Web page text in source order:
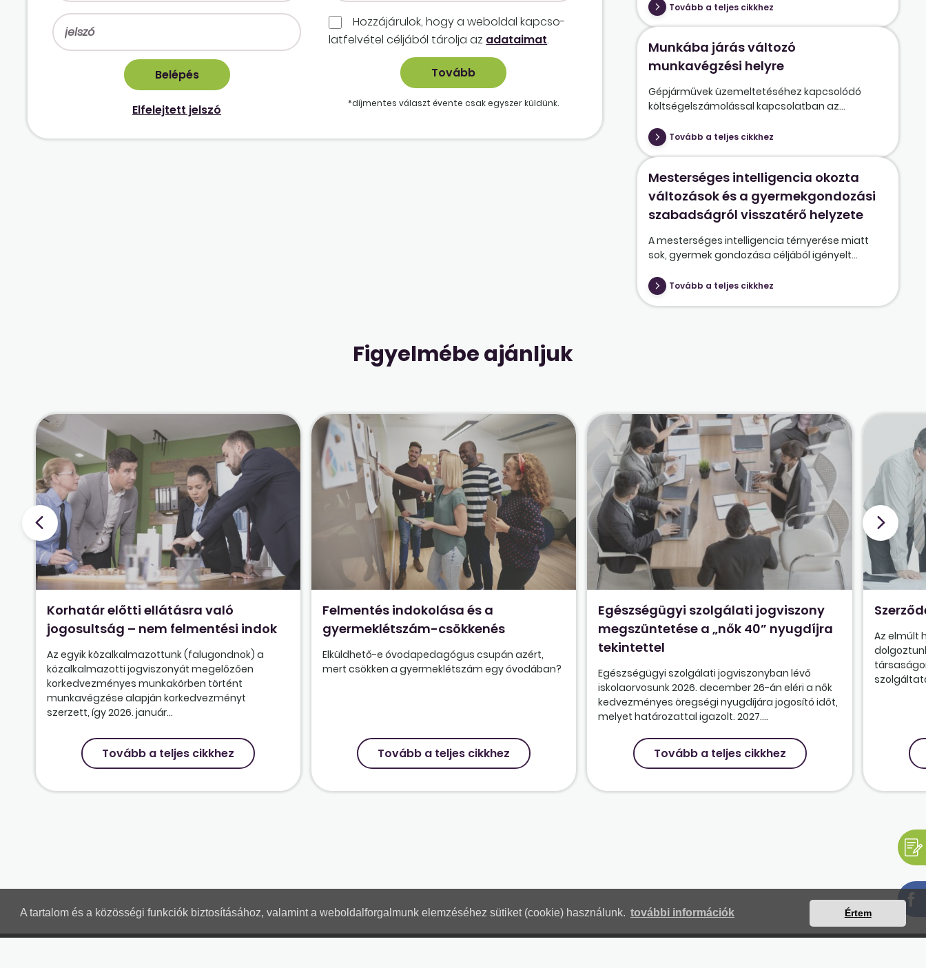
A tartalom és a közösségi funkciók biztosításához, valamint a weboldalforgalmunk elemzéséhez sütiket (cookie) használunk. további információk Értem
Elfelejtett jelszó
Hozzájárulok, hogy a weboldal kapcso­
lat­felvétel céljából tárolja az adataimat.
*díjmentes választ évente csak egyszer küldünk.
Tovább a teljes cikkhez
Munkába járás változó
munkavégzési helyre
Gépjárművek üzemeltetéséhez kapcsolódó
költségelszámolással kapcsolatban az...
Tovább a teljes cikkhez
Mesterséges intelligencia okozta
változások és a gyermekgondozási
szabadságról visszatérő helyzete
A mesterséges intelligencia térnyerése miatt
sok, gyermek gondozása céljából igényelt...
Tovább a teljes cikkhez
Figyelmébe ajánljuk
Korhatár előtti ellátásra való
jogosultság – nem felmentési indok
Az egyik közalkalmazottunk (falugondnok) a
közalkalmazotti jogviszonyát megelőzően
korkedvezményes munkakörben történt
munkavégzése alapján korkedvezményt
szerzett, így 2026. január...
Tovább a teljes cikkhez
Felmentés indokolása és a
gyermeklétszám-csökkenés
Elküldhető-e óvodapedagógus csupán azért,
mert csökken a gyermeklétszám egy óvodában?
Tovább a teljes cikkhez
Egészségügyi szolgálati jogviszony
megszüntetése a „nők 40” nyugdíjra
tekintettel
Egészségügyi szolgálati jogviszonyban lévő
iskolaorvosunk 2026. december 26-án eléri a nők
kedvezményes öregségi nyugdíjára jogosító időt,
melyet határozattal igazolt. 2027....
Tovább a teljes cikkhez
Az elmúlt